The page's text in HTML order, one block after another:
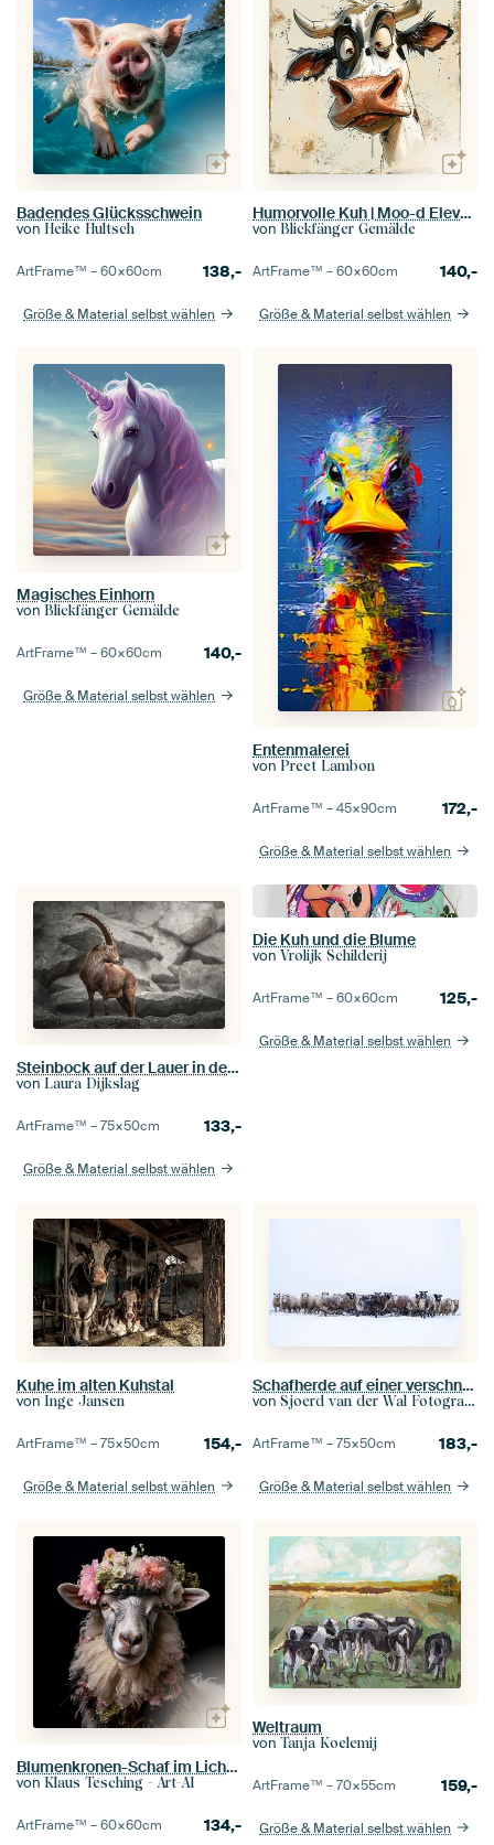
Badendes Glücksschwein
von Heike Hultsch
ArtFrame™ –60×60cm 138,-
Größe & Material selbst wählen
Humorvolle Kuh | Moo-d Elevator
von Blickfänger Gemälde
ArtFrame™ –60×60cm 140,-
Größe & Material selbst wählen
Magisches Einhorn
von Blickfänger Gemälde
ArtFrame™ –60×60cm 140,-
Größe & Material selbst wählen
Entenmalerei
von Preet Lambon
ArtFrame™ –45×90cm 172,-
Größe & Material selbst wählen
Steinbock auf der Lauer in den Bergen | Wildtierfotografie
von Laura Dijkslag
ArtFrame™ –75×50cm 133,-
Größe & Material selbst wählen
Die Kuh und die Blume
von Vrolijk Schilderij
ArtFrame™ –60×60cm 125,-
Größe & Material selbst wählen
Kuhe im alten Kuhstal
von Inge Jansen
ArtFrame™ –75×50cm 154,-
Größe & Material selbst wählen
Schafherde auf einer verschneiten Wiese im Winter
von Sjoerd van der Wal Fotografie
ArtFrame™ –75×50cm 183,-
Größe & Material selbst wählen
Blumenkronen-Schaf im Lichterglanz
von Klaus Tesching - Art-AI
ArtFrame™ –60×60cm 134,-
Weltraum
von Tanja Koelemij
ArtFrame™ –70×55cm 159,-
Größe & Material selbst wählen